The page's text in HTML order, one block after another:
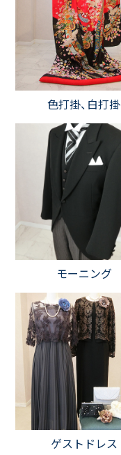
色打掛、白打掛
モーニング
ゲストドレス